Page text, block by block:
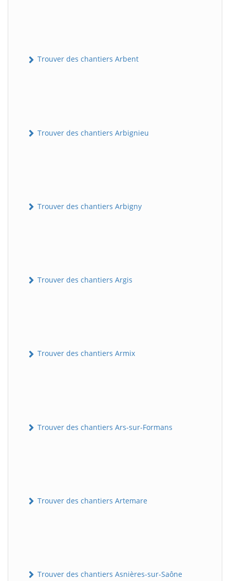
Trouver des chantiers Arbent
Trouver des chantiers Arbignieu
Trouver des chantiers Arbigny
Trouver des chantiers Argis
Trouver des chantiers Armix
Trouver des chantiers Ars-sur-Formans
Trouver des chantiers Artemare
Trouver des chantiers Asnières-sur-Saône